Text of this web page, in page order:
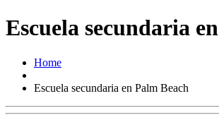
Escuela secundaria
Home
Escuela secundaria en Palm Beach